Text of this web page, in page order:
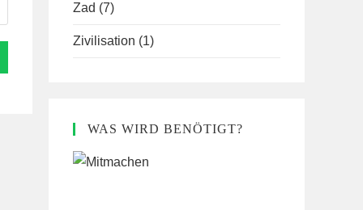
Zad (7)
Zivilisation (1)
WAS WIRD BENÖTIGT?